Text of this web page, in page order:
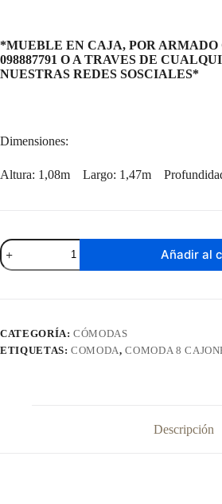
*MUEBLE EN CAJA, POR ARMADO
098887791 O A TRAVES DE
NUESTRAS REDES SOSCIALES*
Dimensiones:
Altura: 1,08m Largo: 1,47m
Cómoda
Georgia
Freijo
Añadir al
CATEGORÍA:CÓMODAS
ETIQUETAS:COMODA,COMODA 8
Descripción